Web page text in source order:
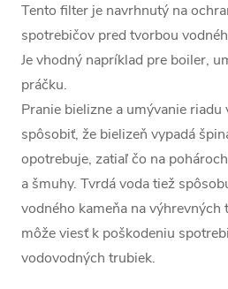
Tento filter je navrhnutý na
spotrebičov pred tvorbou
Je vhodný napríklad pre boiler,
práčku.
Pranie bielizne a umývanie
spôsobiť, že bielizeň vypadá
opotrebuje, zatiaľ čo na
a šmuhy. Tvrdá voda tiež
vodného kameňa na výhrevných
môže viesť k poškodeniu
vodovodných trubiek.